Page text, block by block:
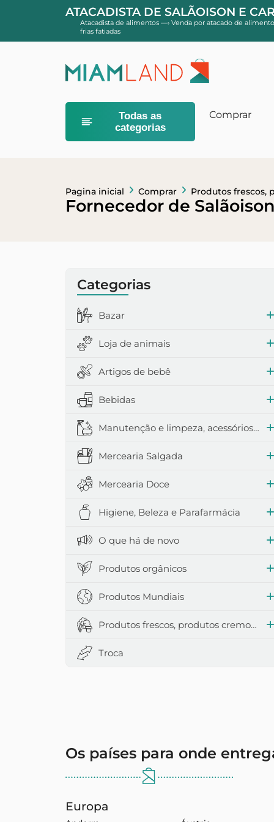
ATACADISTA DE SALÃOISON E
Atacadista de alimentos —› Venda por atacado de
frias fatiadas
Todas as
categorias
Sobremesas
Comprar
Pagina inicial Comprar Produtos frescos,
Fornecedor de
Categorias
Bazar
Loja de animais
Artigos de bebê
Bebidas
Manutenção e limpeza, acessórios domésticos
Mercearia Salgada
Mercearia Doce
Higiene, Beleza e Parafarmácia
O que há de novo
Produtos orgânicos
Produtos Mundiais
Produtos frescos, produtos cremosos e leiteiros
Troca
Os países para onde
Europa